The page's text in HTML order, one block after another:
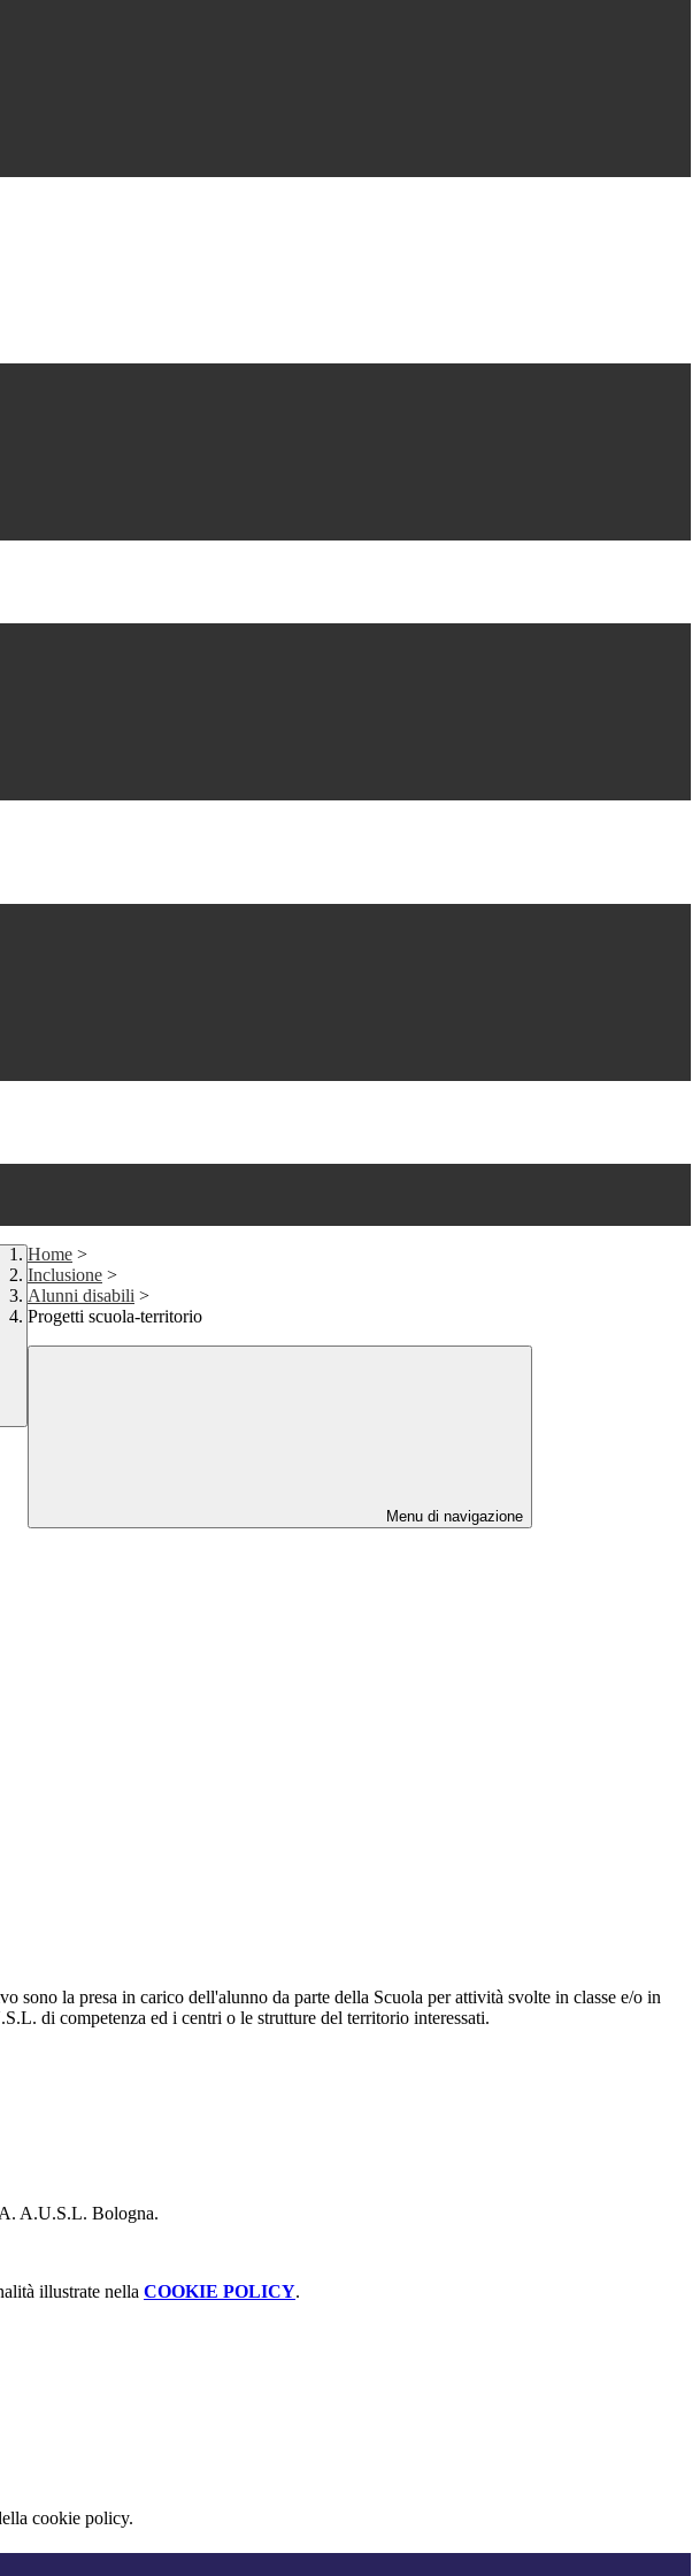
Home >
Inclusione >
Alunni disabili >
Progetti scuola-territorio
Menu di navigazione
sono la presa in carico dell'alunno da parte della Scuola per attività svolte in classe e/o in
di competenza ed i centri o le strutture del territorio interessati.
A.U.S.L. Bologna.
illustrate nella COOKIE POLICY.
cookie policy.